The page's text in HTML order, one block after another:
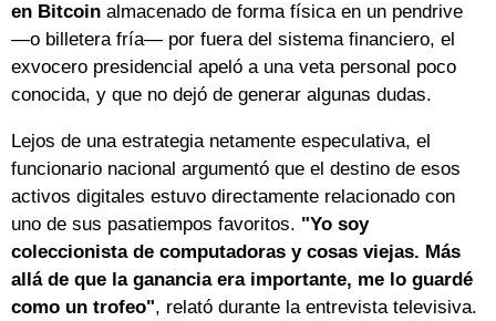
en Bitcoin almacenado de forma física en un pendrive
—o billetera fría— por fuera del sistema financiero, el
exvocero presidencial apeló a una veta personal poco
conocida, y que no dejó de generar algunas dudas.
Lejos de una estrategia netamente especulativa, el
funcionario nacional argumentó que el destino de esos
activos digitales estuvo directamente relacionado con
uno de sus pasatiempos favoritos. "Yo soy
coleccionista de computadoras y cosas viejas. Más
allá de que la ganancia era importante, me lo guardé
como un trofeo", relató durante la entrevista televisiva.